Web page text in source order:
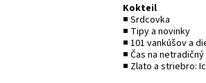
Kokteil
■ Srdcovka
■ Tipy a novinky
■ 101 vankúšov a
■ Čas na
■ Zlato a striebro: